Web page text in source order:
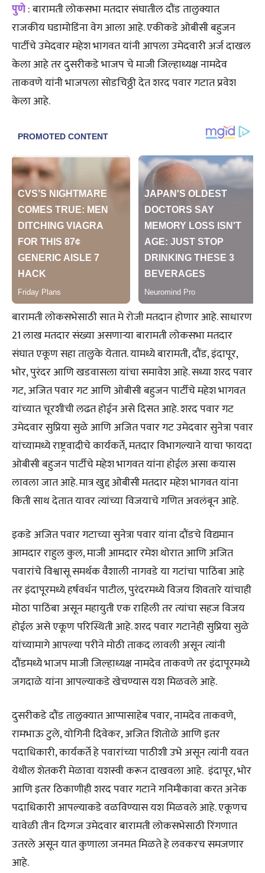
पुणे: बारामती लोकसभा मतदार संघातील दौंड तालुक्यात
राजकीय घडामोडिंना वेग आला आहे. एकीकडे ओबीसी बहुजन
पार्टीचे उमेदवार महेश भागवत यांनी आपला उमेदवारी अर्ज दाखल
केला आहे तर दुसरीकडे भाजप चे माजी जिल्हाध्यक्ष नामदेव
ताकवणे यांनी भाजपला सोडचिठ्ठी देत शरद पवार गटात प्रवेश
केला आहे.
बारामती लोकसभेसाठी सात मे रोजी मतदान होणार आहे. साधारण
21 लाख मतदार संख्या असणाऱ्या बारामती लोकसभा मतदार
संघात एकूण सहा तालुके येतात. यामध्ये बारामती, दौंड, इंदापूर,
भोर, पुरंदर आणि खडवासला यांचा समावेश आहे. सध्या शरद पवार
गट, अजित पवार गट आणि ओबीसी बहुजन पार्टीचे महेश भागवत
यांच्यात चूरशीची लढत होईन असे दिसत आहे. शरद पवार गट
उमेदवार सुप्रिया सुळे आणि अजित पवार गट उमेदवार सुनेत्रा पवार
यांच्यामध्ये राष्ट्रवादीचे कार्यकर्ते, मतदार विभागल्याने याचा फायदा
ओबीसी बहुजन पार्टीचे महेश भागवत यांना होईल असा कयास
लावला जात आहे. मात्र खुद्द ओबीसी मतदार महेश भागवत यांना
किती साथ देतात यावर त्यांच्या विजयाचे गणित अवलंबून आहे.
इकडे अजित पवार गटाच्या सुनेत्रा पवार यांना दौंडचे विद्यमान
आमदार राहुल कुल, माजी आमदार रमेश थोरात आणि अजित
पवारांचे विश्वासू समर्थक वैशाली नागवडे या गटांचा पाठिंबा आहे
तर इंदापूरमध्ये हर्षवर्धन पाटील, पुरंदरमध्ये विजय शिवतारे यांचाही
मोठा पाठिंबा असून महायुती एक राहिली तर त्यांचा सहज विजय
होईल असे एकूण परिस्थिती आहे. शरद पवार गटानेही सुप्रिया सुळे
यांच्यामागे आपल्या परीने मोठी ताकद लावली असून त्यांनी
दौंडमध्ये भाजप माजी जिल्हाध्यक्ष नामदेव ताकवणे तर इंदापूरमध्ये
जगदाळे यांना आपल्याकडे खेचण्यास यश मिळवले आहे.
दुसरीकडे दौंड तालुक्यात आप्पासाहेब पवार, नामदेव ताकवणे,
रामभाऊ टुले, योगिनी दिवेकर, अजित शितोळे आणि इतर
पदाधिकारी, कार्यकर्ते हे पवारांच्या पाठीशी उभे असून त्यांनी यवत
येथील शेतकरी मेळावा यशस्वी करून दाखवला आहे. इंदापूर, भोर
आणि इतर ठिकाणीही शरद पवार गटाने गनिमीकावा करत अनेक
पदाधिकारी आपल्याकडे वळविण्यास यश मिळवले आहे. एकूणच
यावेळी तीन दिग्गज उमेदवार बारामती लोकसभेसाठी रिंगणात
उतरले असून यात कुणाला जनमत मिळते हे लवकरच समजणार
आहे.